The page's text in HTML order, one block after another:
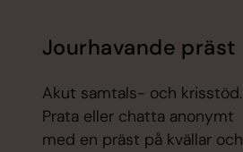
Jourhavande präst
Akut samtals- och krisstöd.
Prata eller chatta anonymt
med en präst på kvällar och